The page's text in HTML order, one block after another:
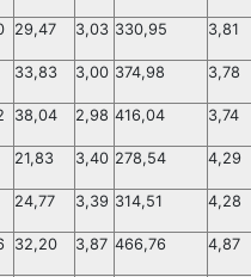
29,47 3,03 330,95 3,81
33,83 3,00 374,98 3,78
38,04 2,98 416,04 3,74
21,83 3,40 278,54 4,29
24,77 3,39 314,51 4,28
32,20 3,87 466,76 4,87